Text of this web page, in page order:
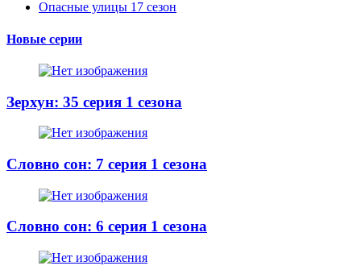
Опасные улицы 17 сезон
Новые серии
Зерхун: 35 серия 1 сезона
Словно сон: 7 серия 1 сезона
Словно сон: 6 серия 1 сезона